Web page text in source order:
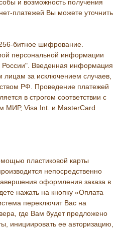
и возможность получения
платежей Вы можете уточнить
битное шифрование.
персональной информации
Введенная информация
лицам за исключением случаев,
РФ. Проведение платежей
в строгом соответствии с
МИР, Visa Int. и MasterCard
пластиковой карты
непосредственно
оформления заказа в
нажать на кнопку «Оплата
переключит Вас на
где Вам будет предложено
инициировать ее авторизацию,